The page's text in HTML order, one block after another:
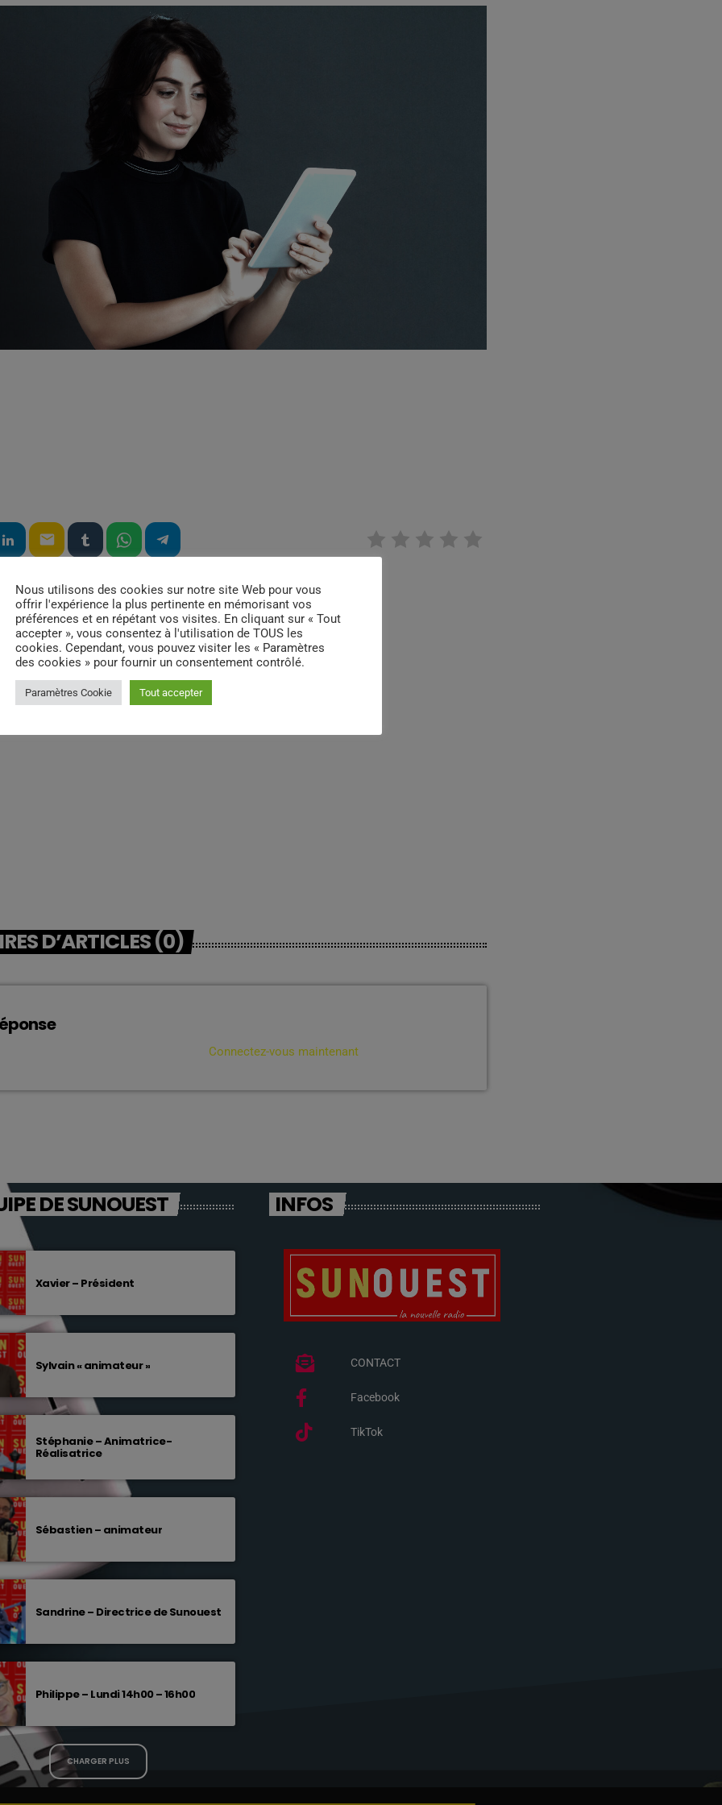
email
D’ARTICLES (0)
Connectez-vous maintenant
DE SUNOUEST
Xavier – Président
Sylvain « animateur »
Stéphanie – Animatrice-
Réalisatrice
Sébastien – animateur
Sandrine – Directrice de Sunouest
Philippe – Lundi 14h00 – 16h00
CHARGER PLUS
INFOS
CONTACT
Facebook
TikTok
Nous utilisons des cookies sur notre site Web pour vous
offrir l'expérience la plus pertinente en mémorisant vos
préférences et en répétant vos visites. En cliquant sur « Tout
accepter », vous consentez à l'utilisation de TOUS les
cookies. Cependant, vous pouvez visiter les « Paramètres
des cookies » pour fournir un consentement contrôlé.
Paramètres Cookie Tout accepter